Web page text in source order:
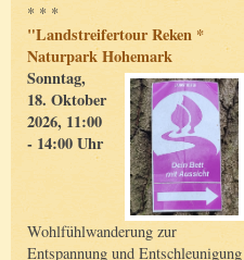
* * *
"Landstreifertour Reken *
Naturpark Hohemark
Sonntag,
18. Oktober
2026, 11:00
- 14:00 Uhr
Wohlfühlwanderung zur
Entspannung und Entschleunigung